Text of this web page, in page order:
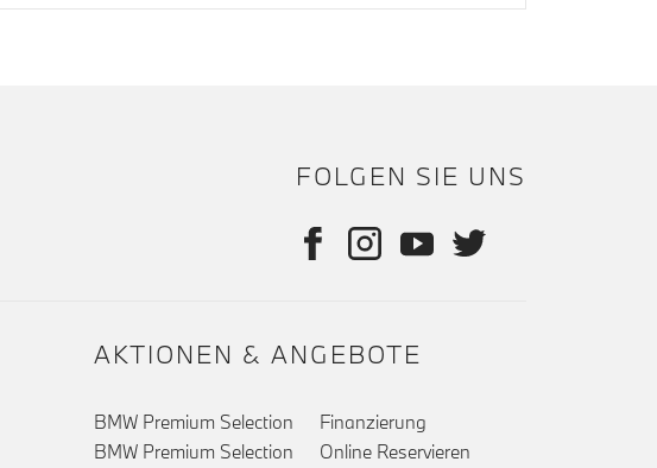
FOLGEN SIE UNS
AKTIONEN & ANGEBOTE
BMW Premium Selection
BMW Premium Selection
Finanzierung
Online Reservieren